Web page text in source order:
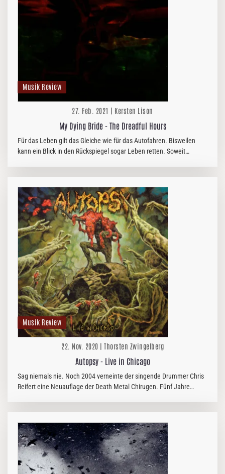
Musik Review
27. Feb. 2021 | Kersten Lison
My Dying Bride - The Dreadful Hours
Für das Leben gilt das Gleiche wie für das Autofahren. Bisweilen
kann ein Blick in den Rückspiegel sogar Leben retten. Soweit
Musik Review
22. Nov. 2020 | Thorsten Zwingelberg
Autopsy - Live in Chicago
Sag niemals nie. Noch 2004 verneinte der singende Drummer Chris
Reifert eine Neuauflage der Death Metal Chirugen. Fünf Jahre